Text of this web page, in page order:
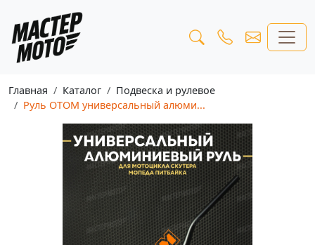
Главная Каталог
Подвеска и рулевое
Руль OTOM универсальный алюми...